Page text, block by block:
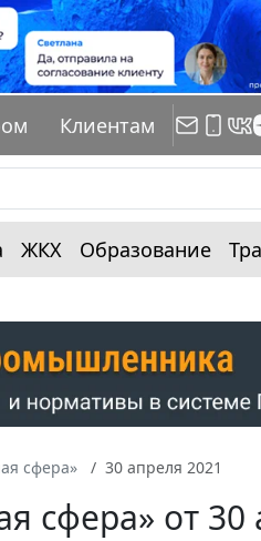
Клиентам
ЖКХ Образование
сфера» 30 апреля 2021
сфера» от 30